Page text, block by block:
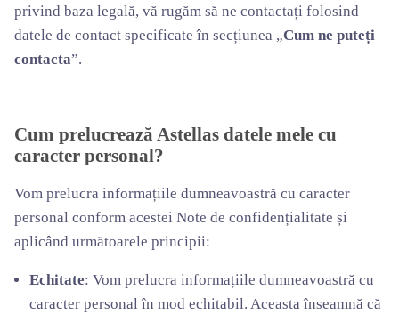
privind baza legală, vă rugăm să ne contactați folosind
datele de contact specificate în secțiunea „Cum ne puteți
contacta”.
Cum prelucrează Astellas datele mele cu
caracter personal?
Vom prelucra informațiile dumneavoastră cu caracter
personal conform acestei Note de confidențialitate și
aplicând următoarele principii:
Echitate: Vom prelucra informațiile dumneavoastră cu
caracter personal în mod echitabil. Aceasta înseamnă că